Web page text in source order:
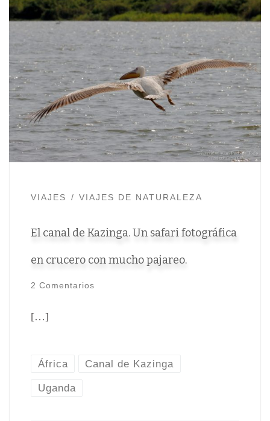
VIAJES VIAJES DE NATURALEZA
El canal de Kazinga. Un safari fotográfica
en crucero con mucho pajareo.
2 Comentarios
[…]
África Canal de Kazinga
Uganda